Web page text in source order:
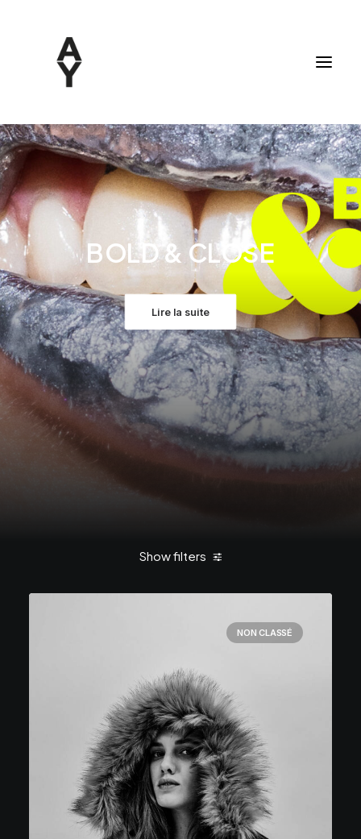
BOLD & CLOSE
Lire la suite
Show filters
NON CLASSÉ